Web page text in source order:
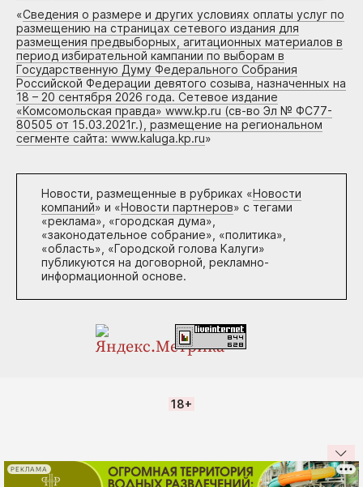
«Сведения о размере и других условиях оплаты услуг по
размещению на страницах сетевого издания для
размещения предвыборных, агитационных материалов в
период избирательной кампании по выборам в
Государственную Думу Федерального Собрания
Российской Федерации девятого созыва, назначенных на
18 – 20 сентября 2026 года. Сетевое издание
«Комсомольская правда» www.kp.ru (св-во Эл № ФС77-
80505 от 15.03.2021г.), размещение на региональном
сегменте сайта: www.kaluga.kp.ru»
Новости, размещенные в рубриках «Новости
компаний» и «Новости партнеров» с тегами
«реклама», «городская дума»,
«законодательное собрание», «политика»,
«область», «Городской голова Калуги»
публикуются на договорной, рекламно-
информационной основе.
18+
РЕКЛАМА